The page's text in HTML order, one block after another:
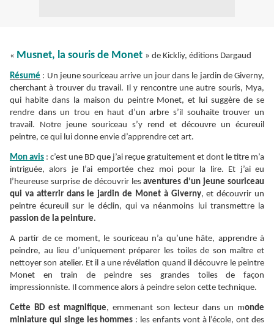
« Musnet, la souris de Monet » de Kickliy, éditions Dargaud
Résumé : Un jeune souriceau arrive un jour dans le jardin de Giverny,
cherchant à trouver du travail. Il y rencontre une autre souris, Mya,
qui habite dans la maison du peintre Monet, et lui suggère de se
rendre dans un trou en haut d’un arbre s’il souhaite trouver un
travail. Notre jeune souriceau s’y rend et découvre un écureuil
peintre, ce qui lui donne envie d’apprendre cet art.
Mon avis : c’est une BD que j’ai reçue gratuitement et dont le titre m’a
intriguée, alors je l’ai emportée chez moi pour la lire. Et j’ai eu
l’heureuse surprise de découvrir lesaventures d’un jeune souriceau
qui va atterrir dans le jardin de Monet à Giverny, et découvrir un
peintre écureuil sur le déclin, qui va néanmoins lui transmettre la
passion de la peinture.
A partir de ce moment, le souriceau n’a qu’une hâte, apprendre à
peindre, au lieu d’uniquement préparer les toiles de son maître et
nettoyer son atelier. Et il a une révélation quand il découvre le peintre
Monet en train de peindre ses grandes toiles de façon
impressionniste. Il commence alors à peindre selon cette technique.
Cette BD est magnifique, emmenant son lecteur dans un monde
miniature qui singe les hommes : les enfants vont à l’école, ont des